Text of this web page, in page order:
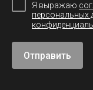
Я выражаю
персональных
Отправить